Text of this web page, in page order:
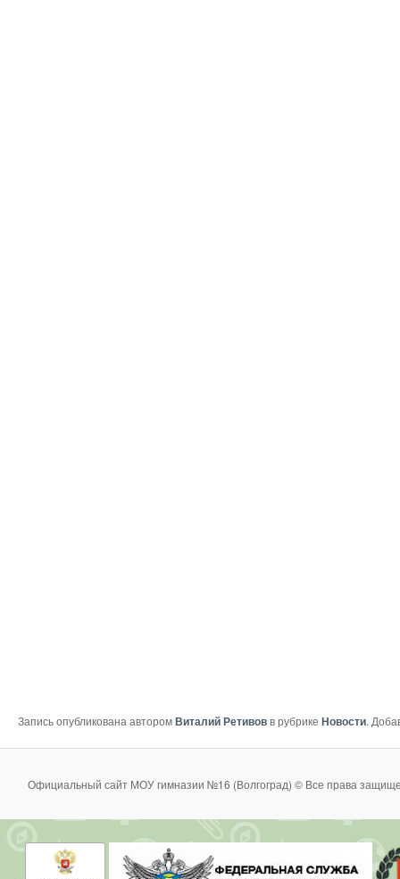
Запись опубликована авторомВиталий Ретивовв рубрике Новости.
Официальный сайт МОУ гимназии №16 (Волгоград) © Все права